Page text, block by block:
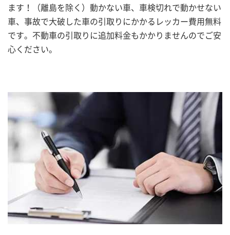
ます！（離島を除く）動かない車、車検切れで動かせない
車、事故で大破した車の引取りにかかるレッカー費用無料
です。不動車の引取りに追加料金もかかりませんのでご安
心ください。